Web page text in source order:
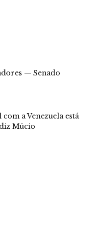
— Senado
a Venezuela está
Múcio